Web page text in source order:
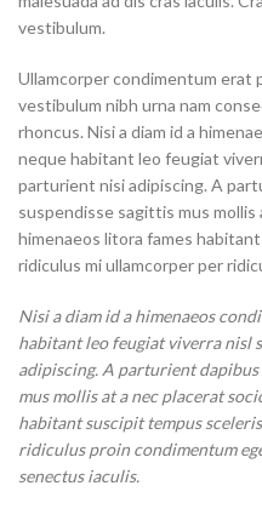
vestibulum.
Ullamcorper condimentum erat
vestibulum nibh urna nam
rhoncus. Nisi a diam id a
neque habitant leo feugiat
parturient nisi adipiscing. A
suspendisse sagittis mus
himenaeos litora fames
ridiculus mi ullamcorper per
Nisi a diam id a himenaeos
habitant leo feugiat viverra nisl
adipiscing. A parturient
mus mollis at a nec placerat
habitant suscipit tempus
ridiculus proin condimentum
senectus iaculis.